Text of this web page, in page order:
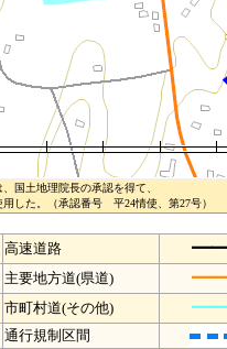
国土地理院長の承認を得て、
した。（承認番号 平24情使、第27号）
高速道路
主要地方道(県道)
市町村道(その他)
通行規制区間